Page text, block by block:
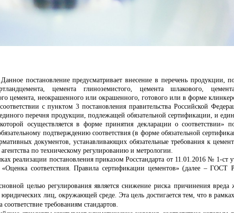
Данное постановление предусматривает внесение в перечень продукции,
цемента глиноземистого, цемента шлакового,
цемента, неокрашенного или окрашенного, готового или в форме
с пунктом 3 постановления правительства Российской
перечня продукции, подлежащей обязательной сертификации, и
которой осуществляется в форме принятия декларации о соответствии»
подтверждению соответствия (в форме обязательной
документов, устанавливающих обязательные требования к
по техническому регулированию и метрологии.
постановления приказом Росстандарта от 11.01.2016 № 1-ст
соответствия. Правила сертификации цементов» (далее – ГОСТ
регулирования является снижение риска причинения вреда
лиц, окружающей среде. Эта цель достигается тем, что в
соответствие требованиям стандартов.